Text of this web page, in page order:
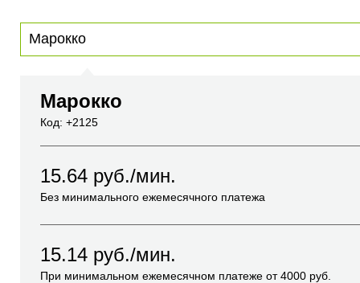
Марокко
Код: +2125
15.64 руб./мин.
Без минимального ежемесячного платежа
15.14 руб./мин.
При минимальном ежемесячном платеже от4000 руб.